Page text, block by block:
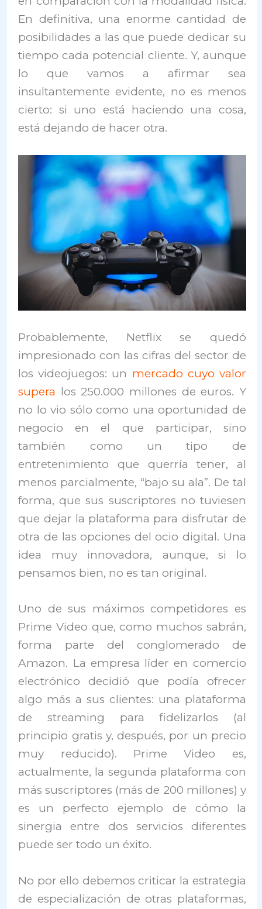
En definitiva, una enorme cantidad de
posibilidades a las que puede dedicar su
tiempo cada potencial cliente. Y, aunque
lo que vamos a afirmar sea
insultantemente evidente, no es menos
cierto: si uno está haciendo una cosa,
está dejando de hacer otra.
Probablemente, Netflix se quedó
impresionado con las cifras del sector de
los videojuegos: un mercado cuyo valor
supera los 250.000 millones de euros. Y
no lo vio sólo como una oportunidad de
negocio en el que participar, sino
también como un tipo de
entretenimiento que querría tener, al
menos parcialmente, “bajo su ala”. De tal
forma, que sus suscriptores no tuviesen
que dejar la plataforma para disfrutar de
otra de las opciones del ocio digital. Una
idea muy innovadora, aunque, si lo
pensamos bien, no es tan original.
Uno de sus máximos competidores es
Prime Video que, como muchos sabrán,
forma parte del conglomerado de
Amazon. La empresa líder en comercio
electrónico decidió que podía ofrecer
algo más a sus clientes: una plataforma
de streaming para fidelizarlos (al
principio gratis y, después, por un precio
muy reducido). Prime Video es,
actualmente, la segunda plataforma con
más suscriptores (más de 200 millones) y
es un perfecto ejemplo de cómo la
sinergia entre dos servicios diferentes
puede ser todo un éxito.
No por ello debemos criticar la estrategia
de especialización de otras plataformas,